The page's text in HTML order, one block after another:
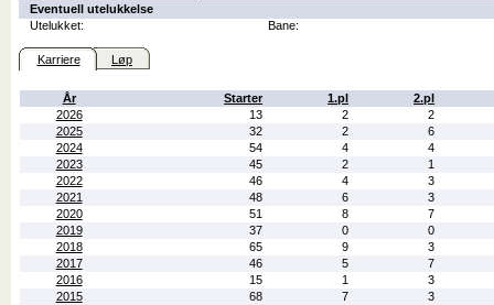
Eventuell utelukkelse
Utelukket:
Bane:
Karriere Løp
År Starter 1.pl
2.pl
2026
13 2
2
2025
32 2
6
2024
54 4
4
2023
45 2
1
2022
46 4
3
2021
48 6
3
2020
51 8
7
2019
37 0
0
2018
65 9
3
2017
46 5
7
2016
15 1
3
2015
68 7
3